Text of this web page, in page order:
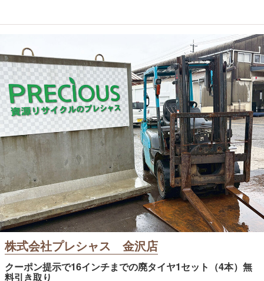
株式会社プレシャス 金沢店
クーポン提示で16インチまでの廃タイヤ1セット（4本）無
料引き取り